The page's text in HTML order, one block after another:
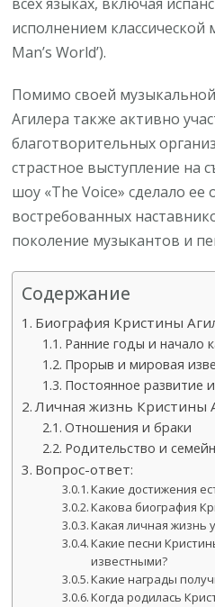
исполнением классической
Man’s World’).
Помимо своей
Агилера также активно
благотворительных
страстное выступление на
шоу «The Voice» сделало
востребованных
поколение музыкантов и
Содержание
Биография Кристины
Ранние годы и начало
Прорыв и мировая
Постоянное развитие
Личная жизнь Кристины
Отношения и браки
Родительство и
Вопрос-ответ:
Какие достижения
Какова биография
Какая личная жизнь
Какие песни
известными?
Какие награды
Когда родилась